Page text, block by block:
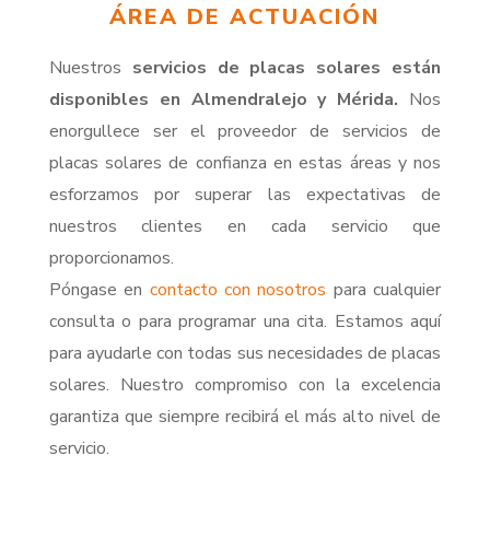
ÁREA DE ACTUACIÓN
Nuestros servicios de placas solares están
disponibles en Almendralejo y Mérida. Nos
enorgullece ser el proveedor de servicios de
placas solares de confianza en estas áreas y nos
esforzamos por superar las expectativas de
nuestros clientes en cada servicio que
proporcionamos.
Póngase en contacto con nosotros para cualquier
consulta o para programar una cita. Estamos aquí
para ayudarle con todas sus necesidades de placas
solares. Nuestro compromiso con la excelencia
garantiza que siempre recibirá el más alto nivel de
servicio.